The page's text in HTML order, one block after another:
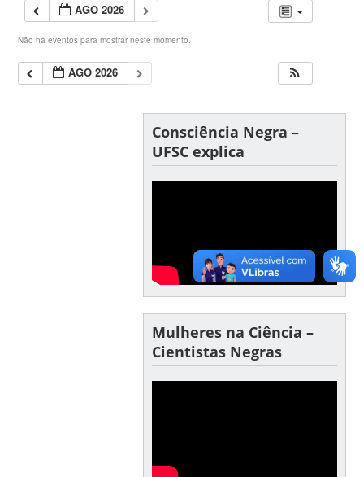
AGO 2026
Não há eventos para mostrar neste momento.
AGO 2026
Consciência Negra –
UFSC explica
Mulheres na Ciência –
Cientistas Negras